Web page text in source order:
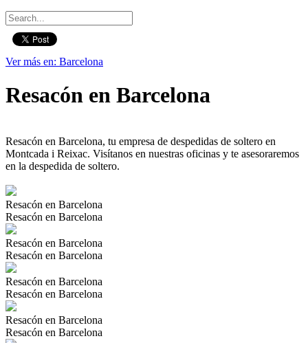
Ver más en: Barcelona
Resacón en Barcelona
Resacón en Barcelona, tu empresa de despedidas de soltero en
Montcada i Reixac. Visítanos en nuestras oficinas y te asesoraremos
en la despedida de soltero.
Resacón en Barcelona
Resacón en Barcelona
Resacón en Barcelona
Resacón en Barcelona
Resacón en Barcelona
Resacón en Barcelona
Resacón en Barcelona
Resacón en Barcelona